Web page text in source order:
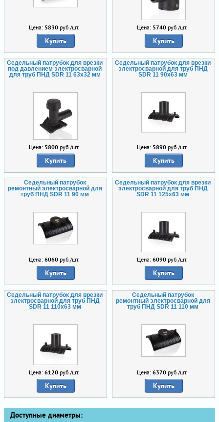
Цена: 5830 руб./шт.
Купить
Цена: 5740 руб./шт.
Купить
Седельный патрубок для врезки
под давлением электросварной
для труб ПНД SDR 11 63х32 мм
Цена: 5800 руб./шт.
Купить
Седельный патрубок для врезки
электросварной для труб ПНД
SDR 11 90х63 мм
Цена: 5890 руб./шт.
Купить
Седельный патрубок
ремонтный электросварной для
труб ПНД SDR 11 90 мм
Цена: 6060 руб./шт.
Купить
Седельный патрубок для врезки
электросварной для труб ПНД
SDR 11 125х63 мм
Цена: 6090 руб./шт.
Купить
Седельный патрубок для врезки
электросварной для труб ПНД
SDR 11 110х63 мм
Цена: 6120 руб./шт.
Купить
Седельный патрубок
ремонтный электросварной для
труб ПНД SDR 11 110 мм
Цена: 6370 руб./шт.
Купить
Доступные диаметры: